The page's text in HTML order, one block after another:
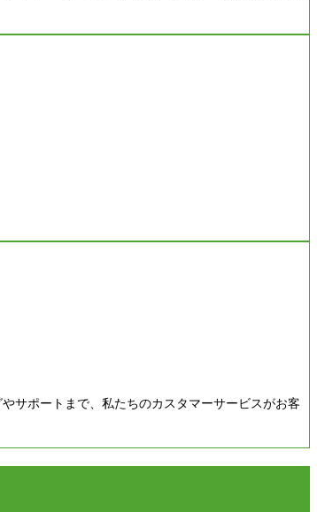
サポートまで、私たちのカスタマーサービスがお客